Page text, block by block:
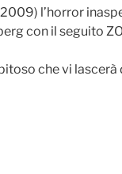
l’horror
con il seguito
che vi